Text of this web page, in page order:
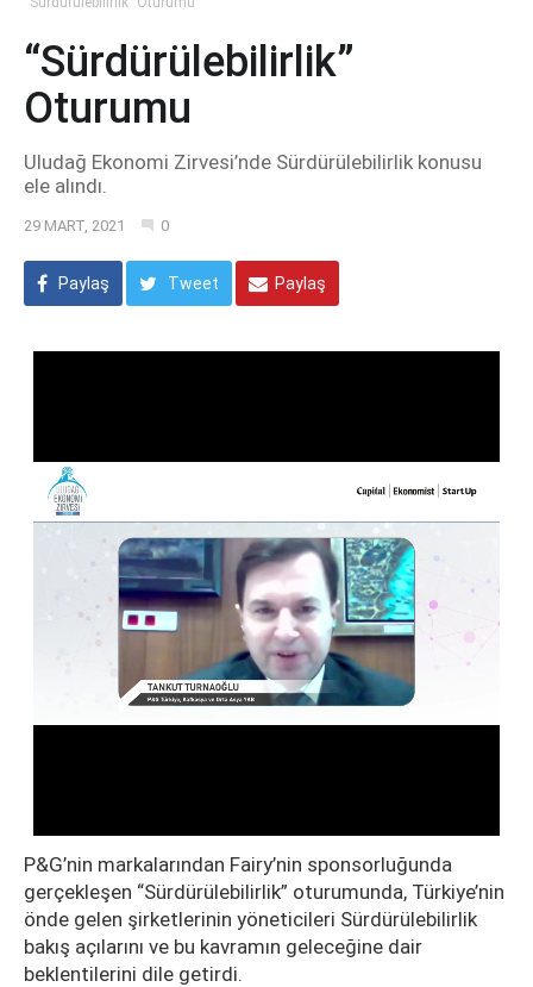
“Sürdürülebilirlik”
Oturumu
Uludağ Ekonomi Zirvesi’nde Sürdürülebilirlik konusu
ele alındı.
29 MART, 2021 0
Paylaş Tweet Paylaş
P&G’nin markalarından Fairy’nin sponsorluğunda
gerçekleşen “Sürdürülebilirlik” oturumunda, Türkiye’nin
önde gelen şirketlerinin yöneticileri Sürdürülebilirlik
bakış açılarını ve bu kavramın geleceğine dair
beklentilerini dile getirdi.